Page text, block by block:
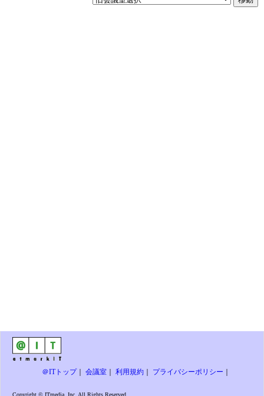
＠ITトップ｜ 会議室 利用規約 プライバシーポリシー
Copyright © ITmedia, Inc. All Rights Reserved.